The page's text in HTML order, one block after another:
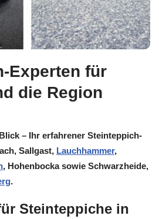
Experten für
die Region
– Ihr erfahrener Steinteppich-
Sallgast, Lauchhammer,
, Hohenbocka sowie Schwarzheide,
.
Steinteppiche in